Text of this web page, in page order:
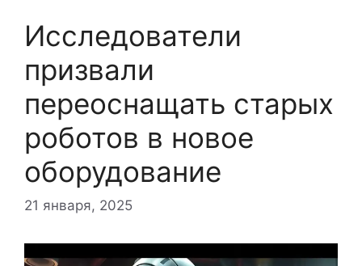
Исследователи
призвали
переоснащать старых
роботов в новое
оборудование
21 января, 2025